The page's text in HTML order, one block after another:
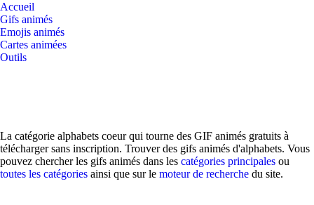
Accueil
Gifs animés
Emojis animés
Cartes animées
Outils
La catégorie alphabets coeur qui tourne des GIF animés gratuits à
télécharger sans inscription. Trouver des gifs animés d'alphabets. Vous
pouvez chercher les gifs animés dans les catégories principales ou
toutes les catégories ainsi que sur le moteur de recherche du site.